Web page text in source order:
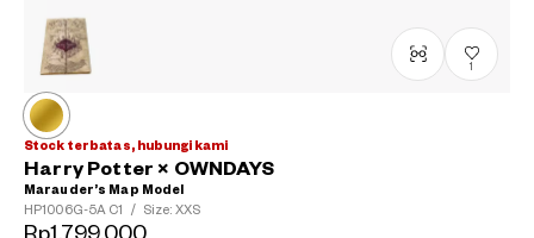
1
Stock terbatas, hubungi kami
Harry Potter × OWNDAYS
Marauder’s Map Model
HP1006G-5A C1 / Size: XXS